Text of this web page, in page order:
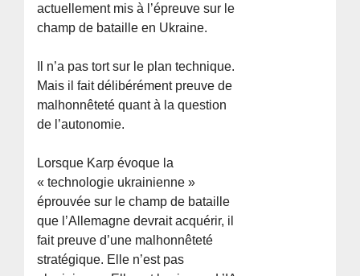
actuellement mis à l’épreuve sur le
champ de bataille en Ukraine.
Il n’a pas tort sur le plan technique.
Mais il fait délibérément preuve de
malhonnêteté quant à la question
de l’autonomie.
Lorsque Karp évoque la
« technologie ukrainienne »
éprouvée sur le champ de bataille
que l’Allemagne devrait acquérir, il
fait preuve d’une malhonnêteté
stratégique. Elle n’est pas